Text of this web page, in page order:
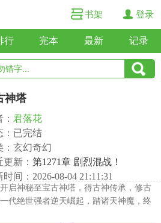
书架 登录
行 完本 最新 记录
神塔
君落花
：已完结
：玄幻奇幻
更新： 第1271章 剧烈混战！
时间：2026-08-04 21:11:31
启神秘至宝古神塔，得古神传承，修古
代绝世强者逆天崛起，踏诸天神魔，终